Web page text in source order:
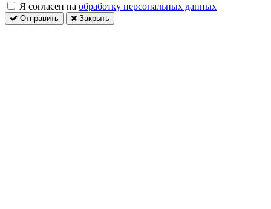
Я согласен на обработку персональных данных
Отправить Закрыть